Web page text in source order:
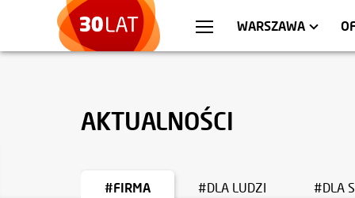
WARSZAWA
WROCŁAW
MIESZKANIA
AKTUALNOŚCI
#FIRMA #DLA LUDZI #DLA